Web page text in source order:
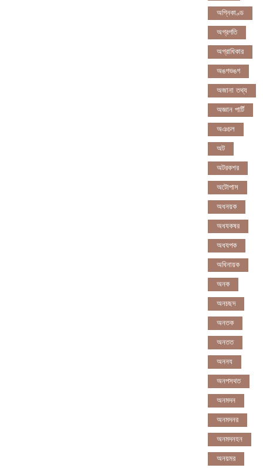
অগ্নিকাণ্ড
অগ্রগতি
অগ্রাধিকার
অঙগভঙগ
অজানা তথ্য
অজ্ঞান পার্টি
অঞচল
অট
অটরকশর
অটোপাস
অধনয়ক
অধযকষর
অধযপক
অধিনায়ক
অনক
অনচছদ
অনতক
অনতত
অননয
অনপসথত
অনমদন
অনমদনর
অনমদনহন
অনয়মর